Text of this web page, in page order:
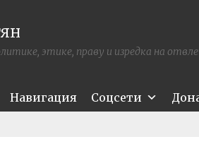
этике, праву и изредка на
Навигация Соцсети